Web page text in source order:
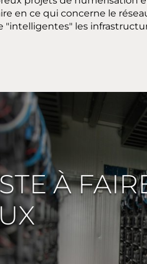
en ce qui concerne le
les
À